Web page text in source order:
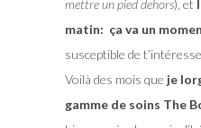
mettre un pied dehors), et
matin: ça va un
susceptible de
Voilà des mois que je
gamme de soins The